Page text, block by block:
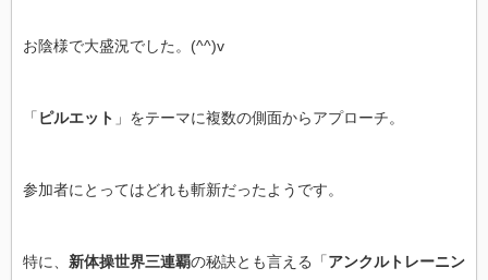
お陰様で大盛況でした。(^^)v
「 ピルエット 」をテーマに複数の側面からアプローチ。
参加者にとってはどれも斬新だったようです。
特に、 新体操世界三連覇の秘訣とも言える「アンクルトレーニン